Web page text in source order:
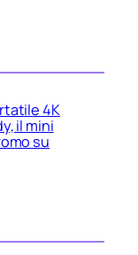
4K
il mini
su